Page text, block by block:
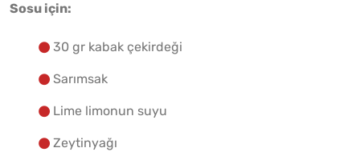
Sosu için:
30 gr kabak çekirdeği
Sarımsak
Lime limonun suyu
Zeytinyağı